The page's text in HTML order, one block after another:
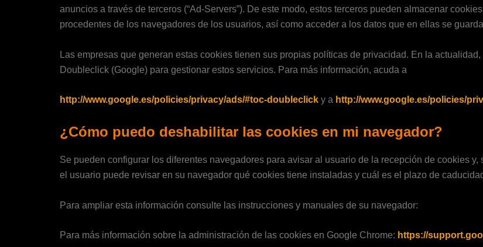
anuncios a través de terceros (“Ad-Servers”). De este modo, estos terceros pueden almacenar
procedentes de los navegadores de los usuarios, así como acceder a los datos que en ellas se
Las empresas que generan estas cookies tienen sus propias políticas de privacidad. En la
Doubleclick (Google) para gestionar estos servicios. Para más información, acuda a
http://www.google.es/policies/privacy/ads/#toc-doubleclick y a http://www.google.es/policies/
¿Cómo puedo deshabilitar las cookies en mi navegador?
Se pueden configurar los diferentes navegadores para avisar al usuario de la recepción de cookies
el usuario puede revisar en su navegador qué cookies tiene instaladas y cuál es el plazo de
Para ampliar esta información consulte las instrucciones y manuales de su navegador:
Para más información sobre la administración de las cookies en Google Chrome: https://